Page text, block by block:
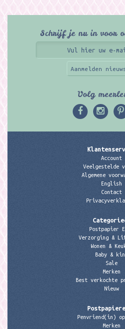
Schrijf je nu in voor
Aanmelden
Volg
Account
Veelgestelde
Algemene
English
Contact
Postpapier
Verzorging &
Wonen &
Baby &
Sale
Merken
Best verkochte
Nieuw
Penvriend(in)
Merken